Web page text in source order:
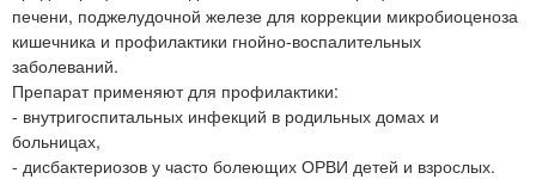
печени, поджелудочной железе для коррекции микробиоценоза
кишечника и профилактики гнойно-воспалительных
заболеваний.
Препарат применяют для профилактики:
- внутригоспитальных инфекций в родильных домах и
больницах,
- дисбактериозов у часто болеющих ОРВИ детей и взрослых.